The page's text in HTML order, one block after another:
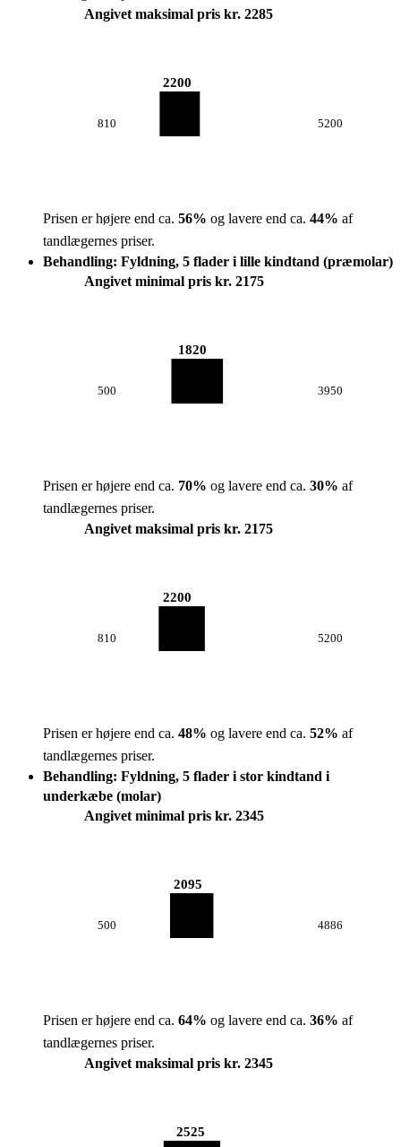
Angivet maksimal pris kr. 2285
810
2200
5200
Prisen er højere end ca. 56% og lavere end ca. 44% af
tandlægernes priser.
Behandling: Fyldning, 5 flader i lille kindtand (præmolar)
Angivet minimal pris kr. 2175
500
1820
3950
Prisen er højere end ca. 70% og lavere end ca. 30% af
tandlægernes priser.
Angivet maksimal pris kr. 2175
810
2200
5200
Prisen er højere end ca. 48% og lavere end ca. 52% af
tandlægernes priser.
Behandling: Fyldning, 5 flader i stor kindtand i
underkæbe (molar)
Angivet minimal pris kr. 2345
500
2095
4886
Prisen er højere end ca. 64% og lavere end ca. 36% af
tandlægernes priser.
Angivet maksimal pris kr. 2345
2525